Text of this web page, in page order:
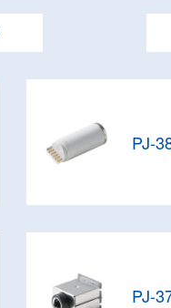
PJ-
PJ-